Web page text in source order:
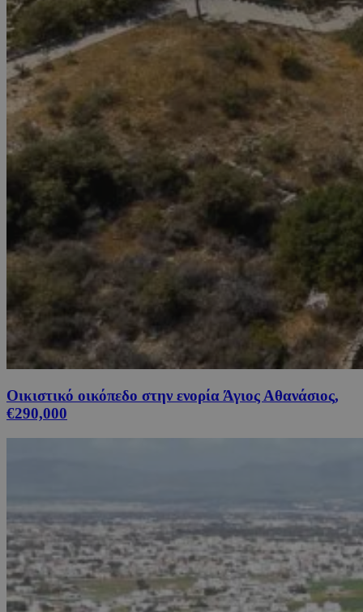
Οικιστικό οικόπεδο στην ενορία Άγιος Αθανάσιος,
€290,000